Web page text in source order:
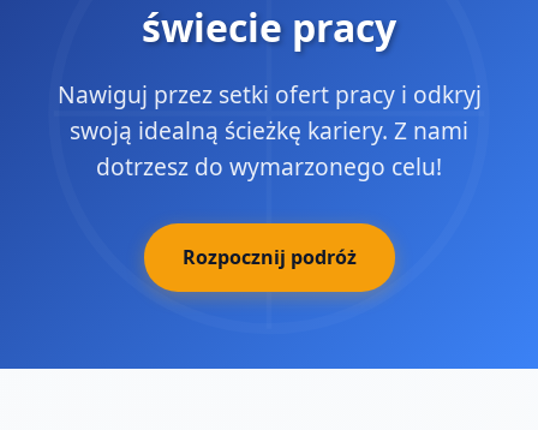
świecie pracy
Nawiguj przez setki ofert pracy i odkryj
swoją idealną ścieżkę kariery. Z nami
dotrzesz do wymarzonego celu!
Rozpocznij podróż